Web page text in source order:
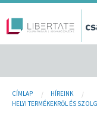
tartalomra
Fő
navigáció
Jelenlegi
CÍMLAP
HÍREINK
HELYI TERMÉKEKRŐL ÉS